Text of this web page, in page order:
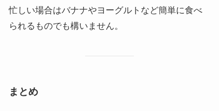
忙しい場合はバナナやヨーグルトなど簡単に食べ
られるものでも構いません。
まとめ